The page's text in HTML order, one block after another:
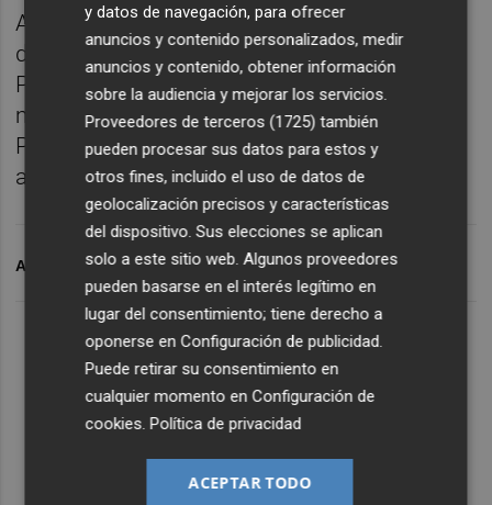
Lo Más Escuchado
Suscríbete al canal de
Whatsapp
Siempre al día de las últimas noticias
Analizamos la visita del Castellón al feudo
del líder en nuestra tertulia de los viernes en
Plaza Albinegra. Además, escuchamos lo
más destacado de la rueda de prensa de
Pablo Hernández y hablamos del resto de la
actualidad del club albinegro.
ARCHIVADO EN CD CASTELLÓN FÚTBOL
y datos de navegación, para ofrecer
anuncios y contenido personalizados, medir
anuncios y contenido, obtener información
sobre la audiencia y mejorar los servicios.
Proveedores de terceros (1725) también
pueden procesar sus datos para estos y
otros fines, incluido el uso de datos de
geolocalización precisos y características
del dispositivo. Sus elecciones se aplican
solo a este sitio web. Algunos proveedores
pueden basarse en el interés legítimo en
lugar del consentimiento; tiene derecho a
oponerse enConfiguración de publicidad
Puede retirar su consentimiento en
cualquier momento enConfiguración de
cookies .Política de privacidad
ACEPTAR TODO